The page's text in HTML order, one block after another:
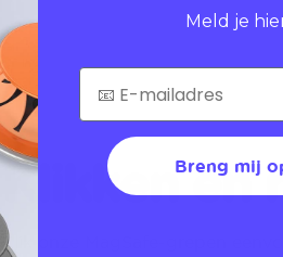
Klikken en
Klik onze MagSafe-grepen
Meld je
Breng mij